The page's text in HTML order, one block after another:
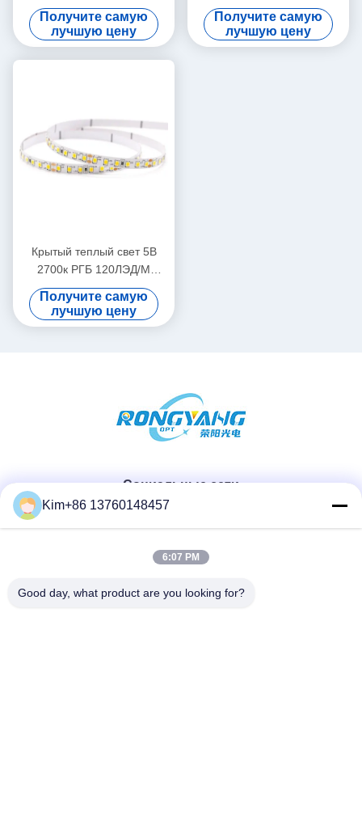
РГБ 2835 Мулти прочная
Получите самую
лучшую цену
белая термостойкая
120LED/M
Получите самую
лучшую цену
Крытый теплый свет 5В
2700к РГБ 120ЛЭД/М
прокладки СИД белизны
2835 гибкий для дома
Получите самую
лучшую цену
Социальные сети
Быстрый контакт
ТЕЛЕФОН:
Kim+86 13760148457
6:07 PM
Good day, what product are you looking for?